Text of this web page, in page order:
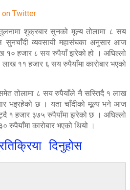
on Twitter
शुक्रबार सुनको मूल्य तोलामा ८ सय
व्यवसायी महासंघका अनुसार आज
१० हजार ८ सय रुपैयाँ झरेको हो । अघिल्लो
लाख ११ हजार ६ सय रुपैयाँमा कारोबार भएको
तोलामा ८ सय रुपैयाँले नै सस्तिदै १ लाख
भइरहेको छ । यता चाँदीको मूल्य भने आज
१ हजार ३७५ रुपैयाँमा झरेको छ । अघिल्लो
रुपैयाँमा कारोबार भएको थियो ।
दिनुहोस